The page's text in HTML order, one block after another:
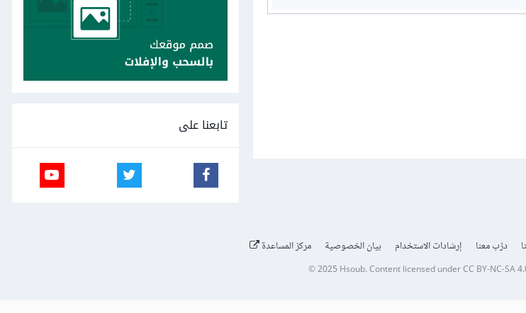
تابعنا على
درّب معنا إرشادات الاستخدام بيان الخصوصية مركز المساعدة
© 2025 Hsoub.Content licensed underCC BY-NC-SA